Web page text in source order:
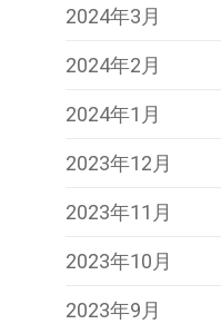
2024年3月
2024年2月
2024年1月
2023年12月
2023年11月
2023年10月
2023年9月